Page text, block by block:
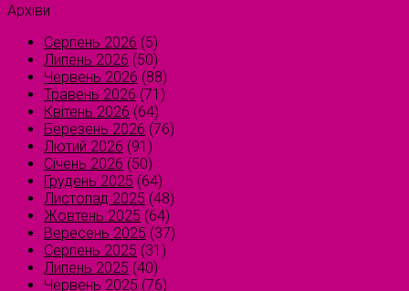
Архіви
Серпень 2026 (5)
Липень 2026 (50)
Червень 2026 (88)
Травень 2026 (71)
Квітень 2026 (64)
Березень 2026 (76)
Лютий 2026 (91)
Січень 2026 (50)
Грудень 2025 (64)
Листопад 2025 (48)
Жовтень 2025 (64)
Вересень 2025 (37)
Серпень 2025 (31)
Липень 2025 (40)
Червень 2025 (76)